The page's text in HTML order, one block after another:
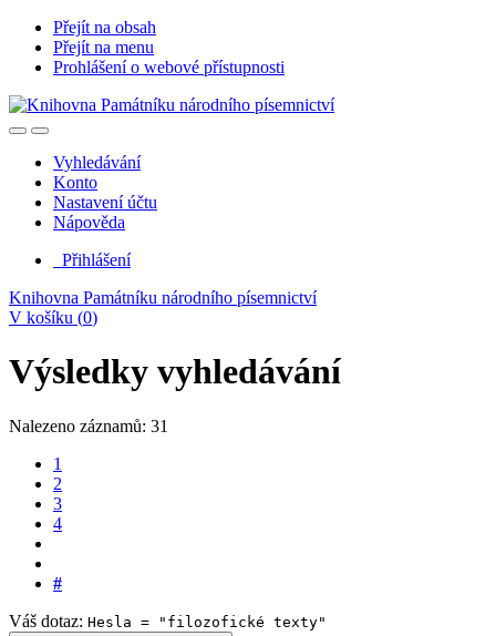
Přejít na obsah
Přejít na menu
Prohlášení o webové přístupnosti
Vyhledávání
Konto
Nastavení účtu
Nápověda
Přihlášení
Knihovna Památníku národního písemnictví
V košíku (0)
Výsledky vyhledávání
Nalezeno záznamů: 31
1
2
3
4
#
Váš dotaz: Hesla = "filozofické texty"